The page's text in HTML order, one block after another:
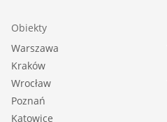
Obiekty
Warszawa
Kraków
Wrocław
Poznań
Katowice